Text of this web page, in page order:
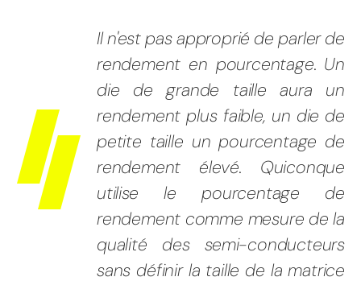
Il n'est pas approprié de parler de
rendement en pourcentage. Un
die de grande taille aura un
rendement plus faible, un die de
petite taille un pourcentage de
rendement élevé. Quiconque
utilise le pourcentage de
rendement comme mesure de la
qualité des semi-conducteurs
sans définir la taille de la matrice